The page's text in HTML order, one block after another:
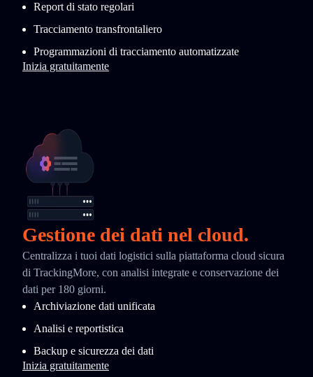
Report di stato regolari
Tracciamento transfrontaliero
Programmazioni di tracciamento automatizzate
Inizia gratuitamente
Gestione dei dati nel cloud.
Centralizza i tuoi dati logistici sulla piattaforma cloud sicura
di TrackingMore, con analisi integrate e conservazione dei
dati per 180 giorni.
Archiviazione dati unificata
Analisi e reportistica
Backup e sicurezza dei dati
Inizia gratuitamente